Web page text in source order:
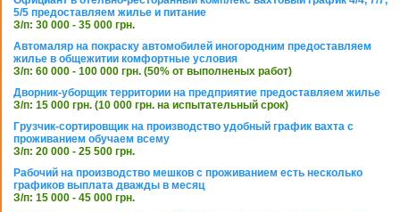
5/5 предоставляем жилье и питание
З/п: 30 000 - 35 000 грн.
Автомаляр на покраску автомобилей иногородним предоставляем
жилье в общежитии комфортные условия
З/п: 60 000 - 100 000 грн. (50% от выполненых работ)
Дворник-уборщик территории на предприятие предоставляем жилье
З/п: 15 000 грн. (10 000 грн. на испытательный срок)
Грузчик-сортировщик на производство удобный график вахта с
проживанием обучаем всему
З/п: 20 000 - 25 500 грн.
Рабочий на производство мешков с проживанием есть несколько
графиков выплата дважды в месяц
З/п: 15 000 - 45 000 грн.